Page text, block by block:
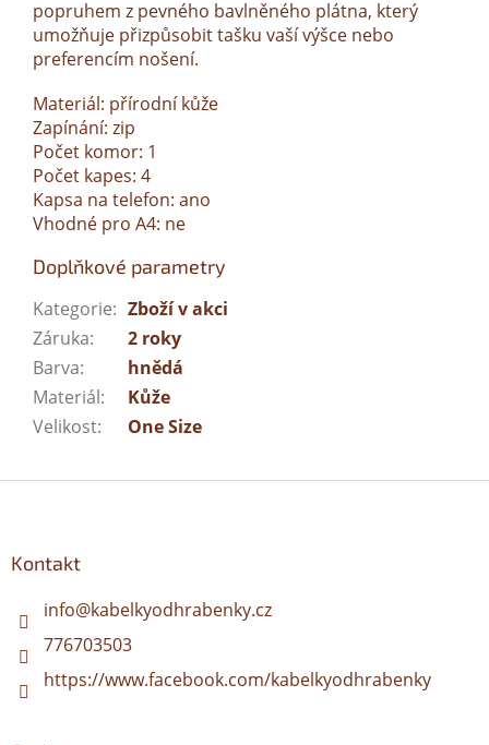
popruhem z pevného bavlněného plátna, který
umožňuje přizpůsobit tašku vaší výšce nebo
preferencím nošení.
Materiál: přírodní kůže
Zapínání: zip
Počet komor: 1
Počet kapes: 4
Kapsa na telefon: ano
Vhodné pro A4: ne
Doplňkové parametry
Kategorie: Zboží v akci
Záruka:
2 roky
Barva:
hnědá
Materiál:
Kůže
Velikost: One Size
Kontakt
info@kabelkyodhrabenky.cz
776703503
https://www.facebook.com/kabelkyodhrabenky